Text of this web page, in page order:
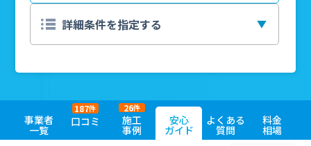
事業者
一覧
口コミ
187件
施工
事例
26件
安心
ガイド
よくある
質問
料金
相場